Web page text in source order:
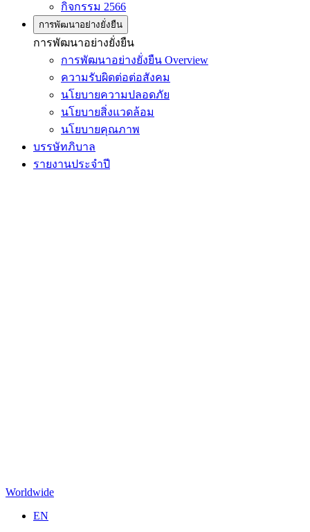
กิจกรรม 2566
การพัฒนาอย่างยั่งยืน
การพัฒนาอย่างยั่งยืน
การพัฒนาอย่างยั่งยืน Overview
ความรับผิดต่อต่อสังคม
นโยบายความปลอดภัย
นโยบายสิ่งแวดล้อม
นโยบายคุณภาพ
บรรษัทภิบาล
รายงานประจำปี
Worldwide
EN